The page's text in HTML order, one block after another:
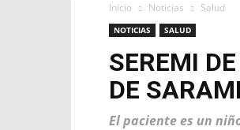
Inicio Noticias Salud
NOTICIAS SALUD
SEREMI
DE
El paciente es un